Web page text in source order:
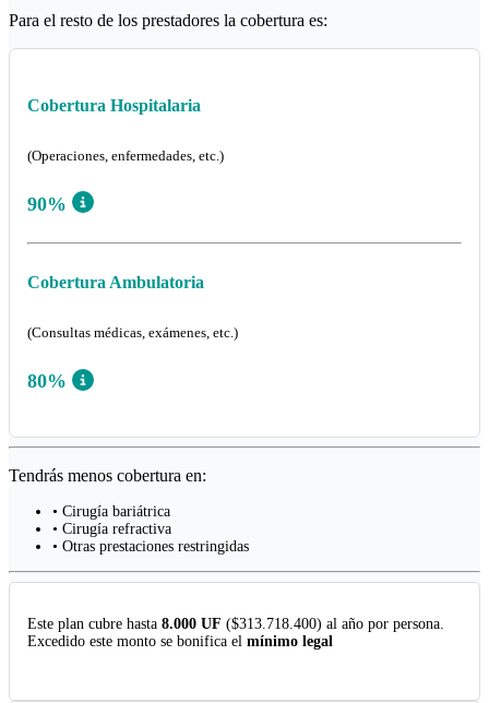
Para el resto de los prestadores la cobertura es:
Cobertura Hospitalaria
(Operaciones, enfermedades, etc.)
90%
Cobertura Ambulatoria
(Consultas médicas, exámenes, etc.)
80%
Tendrás menos cobertura en:
• Cirugía bariátrica
• Cirugía refractiva
• Otras prestaciones restringidas
Este plan cubre hasta 8.000 UF ($313.718.400) al año por persona.
Excedido este monto se bonifica el mínimo legal